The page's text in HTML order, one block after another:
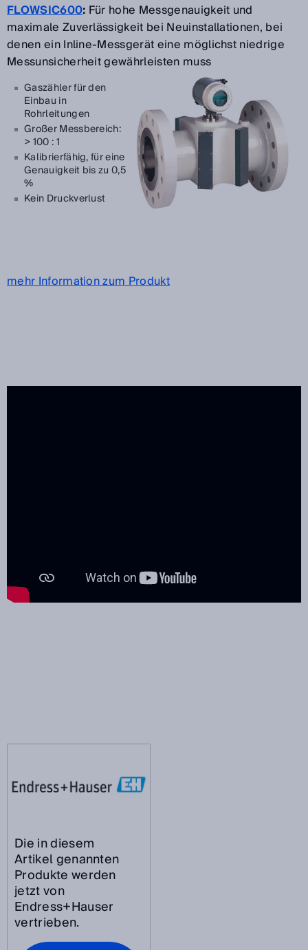
FLOWSIC600: Für hohe Messgenauigkeit und
maximale Zuverlässigkeit bei Neuinstallationen, bei
denen ein Inline-Messgerät eine möglichst niedrige
Messunsicherheit gewährleisten muss
Gaszähler für den
Einbau in
Rohrleitungen
Großer Messbereich:
> 100 : 1
Kalibrierfähig, für eine
Genauigkeit bis zu 0,5
%
Kein Druckverlust
mehr Information zum Produkt
Die in diesem
Artikel genannten
Produkte werden
jetzt von
Endress+Hauser
vertrieben.